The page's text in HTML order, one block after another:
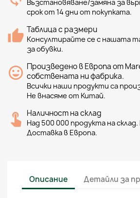
Възстановяване/замяна за
срок от 14 дни от покупката.
Таблица с размери
Консултирайте се с нашата
за обувки.
Произведено в Европа от
собствената ни фабрика.
Всички наши продукти са
Не внасяме от Китай.
Наличност на склад
Над 500 000 продукта на
Доставка в Европа.
Описание Детайли за